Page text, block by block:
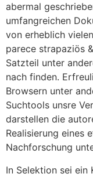
abermal
umfangreichen
von erheblich
parece strapaziös
Satzteil unter
nach finden.
Browsern unter
Suchtools unsre
darstellen die
Realisierung eines
Nachforschung
In Selektion sei ein